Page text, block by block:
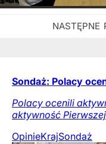
Sondaż: Polacy
Polacy ocenili
aktywność
OpinieKrajSondaż